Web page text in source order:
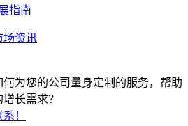
指南
场资讯
为您的公司量身定制的服务，帮助
长需求？
！